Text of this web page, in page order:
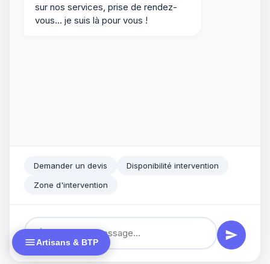
Artisans & BTP
sur nos services, prise de rendez-
vous... je suis là pour vous !
Demander un devis
Disponibilité intervention
Zone d'intervention